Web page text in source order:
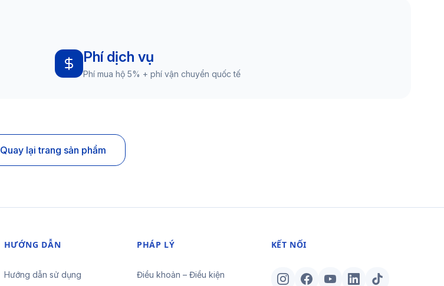
Phí dịch vụ
Phí mua hộ 5% + phí vận chuyển quốc tế
Quay lại trang sản phẩm
HƯỚNG DẪN
Hướng dẫn sử dụng
PHÁP LÝ
Điều khoản – Điều kiện
KẾT NỐI